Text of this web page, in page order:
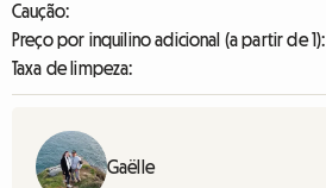
Caução:
Preço por inquilino adicional (a partir de 1):
Taxa de limpeza:
Gaëlle